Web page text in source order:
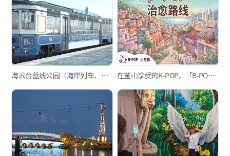
海云台蓝线公园（海岸列车、天空舱） 在釜山享受的K-POP，「B-POP」"治愈"路线